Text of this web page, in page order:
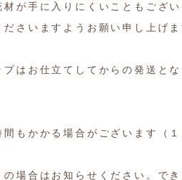
が手に入りにくいこともござい
さいますようお願い申し上げま
はお仕立てしてからの発送と
もかかる場合がございます（
の場合はお知らせください。で